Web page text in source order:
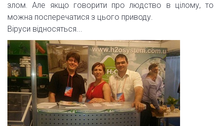
злом. Але якщо говорити про людство в цілому, то
можна посперечатися з цього приводу.
Віруси відносяться...